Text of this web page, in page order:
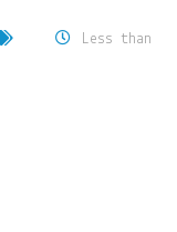
Less than